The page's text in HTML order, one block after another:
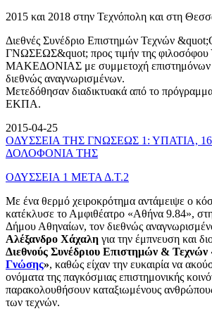
2015 και 2018 στην Τεχνόπολη και στη
Διεθνές Συνέδριο Επιστημών Τεχνών
ΓΝΩΣΕΩΣ&quot; προς τιμήν της
ΜΑΚΕΔΟΝΙΑΣ με συμμετοχή επιστημόνων
διεθνώς αναγνωρισμένων.
Μετεδόθησαν διαδικτυακά από το
ΕΚΠΑ.
2015-04-25
ΟΔΥΣΣΕΙΑ ΤΗΣ ΓΝΩΣΕΩΣ 1: ΥΠΑΤΙΑ,
ΔΟΛΟΦΟΝΙΑ ΤΗΣ
ΟΔΥΣΣΕΙΑ 1 ΜΕΤΑ Δ.Τ.2
Με ένα θερμό χειροκρότημα αντάμειψε ο
κατέκλυσε το Αμφιθέατρο «Αθήνα 9.84»,
Δήμου Αθηναίων, τον διεθνώς
Αλέξανδρο Χάχαλη για την έμπνευση και
Διεθνούς Συνέδριου Επιστημών & Τεχνών
Γνώσης», καθώς είχαν την ευκαιρία να
ονόματα της παγκόσμιας επιστημονικής
παρακολουθήσουν καταξιωμένους
των τεχνών.